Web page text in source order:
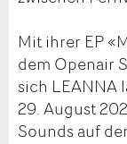
Mit ihrer EP
dem Openair
sich LEANNA
29. August
Sounds auf